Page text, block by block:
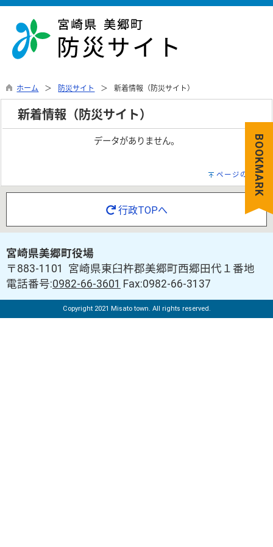
ホーム 防災サイト 新着情報（防災サイト）
新着情報（防災サイト）
データがありません。
ページの先頭へ
行政TOPへ
宮崎県美郷町役場
〒883-1101 宮崎県東臼杵郡美郷町西郷田代１番地
電話番号:0982-66-3601 Fax:0982-66-3137
Copyright 2021 Misato town. All rights reserved.
BOOKMARK